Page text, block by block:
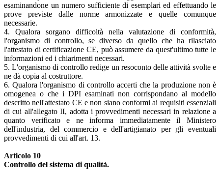
esaminandone un numero sufficiente di esemplari ed effettuando le
prove previste dalle norme armonizzate e quelle comunque
necessarie.
4. Qualora sorgano difficoltà nella valutazione di conformità,
l'organismo di controllo, se diverso da quello che ha rilasciato
l'attestato di certificazione CE, può assumere da quest'ultimo tutte le
informazioni ed i chiarimenti necessari.
5. L'organismo di controllo redige un resoconto delle attività svolte e
ne dà copia al costruttore.
6. Qualora l'organismo di controllo accerti che la produzione non è
omogenea o che i DPI esaminati non corrispondano al modello
descritto nell'attestato CE e non siano conformi ai requisiti essenziali
di cui all'allegato II, adotta i provvedimenti necessari in relazione a
quanto verificato e ne informa immediatamente il Ministero
dell'industria, del commercio e dell'artigianato per gli eventuali
provvedimenti di cui all'art. 13.
Articolo 10
Controllo del sistema di qualità.